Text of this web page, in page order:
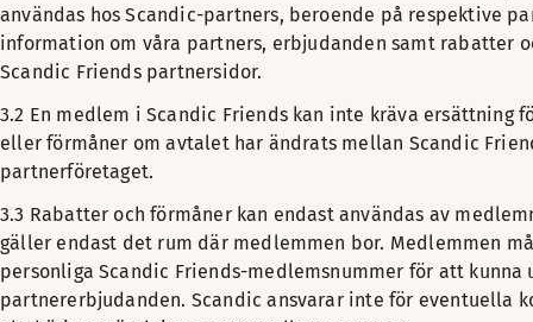
användas hos Scandic-partners, beroende på respektive
information om våra partners, erbjudanden samt rabatter
Scandic Friends partnersidor.
3.2 En medlem i Scandic Friends kan inte kräva ersättning
eller förmåner om avtalet har ändrats mellan Scandic
partnerföretaget.
3.3 Rabatter och förmåner kan endast användas av
gäller endast det rum där medlemmen bor. Medlemmen
personliga Scandic Friends-medlemsnummer för att kunna
partnererbjudanden. Scandic ansvarar inte för eventuella